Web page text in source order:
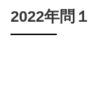
2022年問